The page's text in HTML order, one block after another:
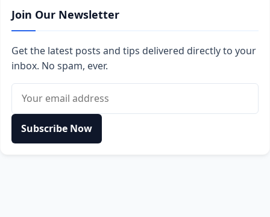
Join Our Newsletter
Get the latest posts and tips delivered directly to your
inbox. No spam, ever.
Email address
Subscribe Now